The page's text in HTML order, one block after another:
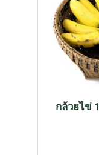
กล้วยไข่